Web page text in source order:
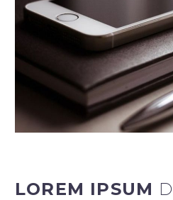
LOREM IPSUM